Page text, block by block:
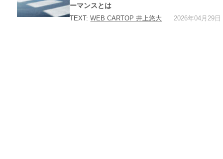
ーマンスとは
TEXT:WEB CARTOP 井上悠大 2026年04月29日